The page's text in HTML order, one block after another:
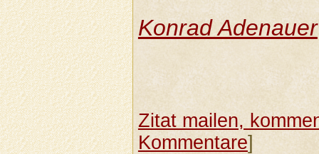
Konrad Adenauer
Zitat mailen,
Kommentare]